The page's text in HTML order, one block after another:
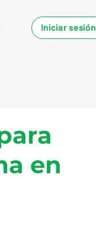
Iniciar sesión
en